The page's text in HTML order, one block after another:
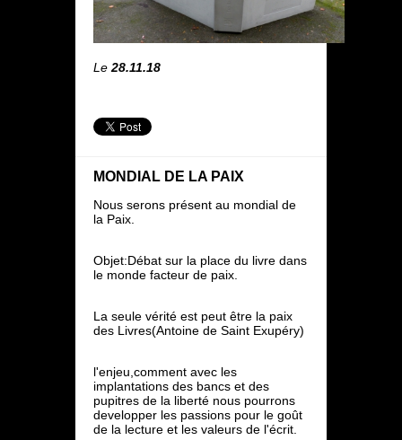
Le28.11.18
MONDIAL DE LA PAIX
Nous serons présent au mondial de
la Paix.
Objet:Débat sur la place du livre dans
le monde facteur de paix.
La seule vérité est peut être la paix
des Livres(Antoine de Saint Exupéry)
l'enjeu,comment avec les
implantations des bancs et des
pupitres de la liberté nous pourrons
developper les passions pour le goût
de la lecture et les valeurs de l'écrit.